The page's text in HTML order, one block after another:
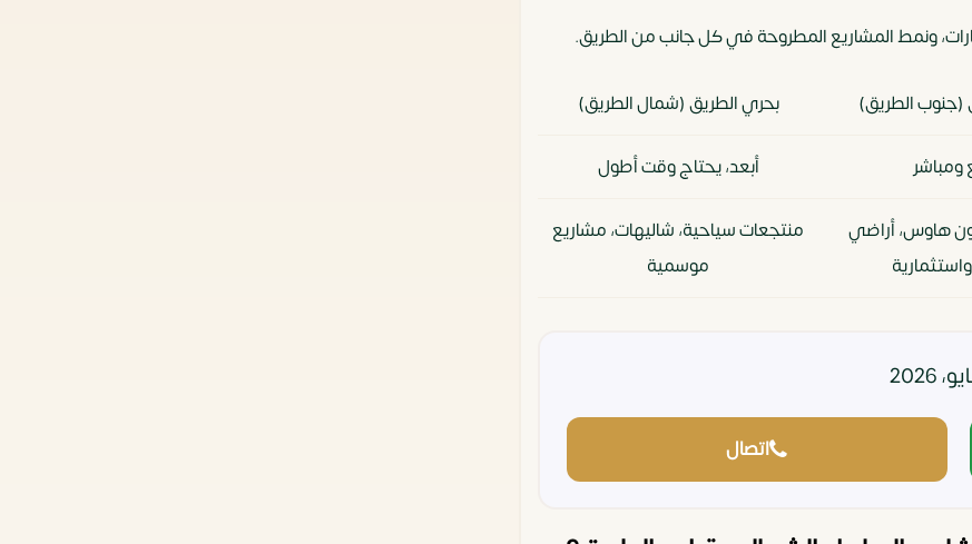
ونمط المشاريع المطروحة في كل جانب من الطريق.
(جنوب الطريق) بحري الطريق (شمال الطريق)
ومباشر أبعد، يحتاج وقت أطول
هاوس، أراضي
منتجعات سياحية، شاليهات، مشاريع
موسمية
للسكن الدائم أكثر حركة، نشاط صيفي وسياحي
للمستثمرين
متوسط، غالباً مرتبط بعوائد موسمية
اتصال